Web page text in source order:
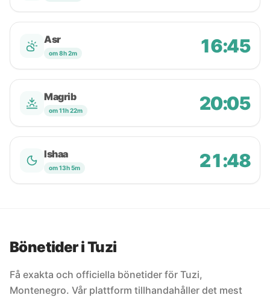
Asr
om 8h 2m 16:45
Magrib
om 11h 22m 20:05
Ishaa
om 13h 5m 21:48
Bönetider i Tuzi
Få exakta och officiella bönetider för Tuzi,
Montenegro. Vår plattform tillhandahåller det mest